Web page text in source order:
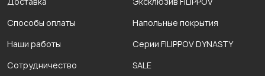
Способы оплаты
Наши работы
Сотрудничество
Напольные покрытия
Серии FILIPPOV DYNASTY
SALE